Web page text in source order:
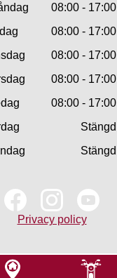
08:00 - 17:00
08:00 - 17:00
08:00 - 17:00
08:00 - 17:00
08:00 - 17:00
Stängd
Stängd
Privacy policy